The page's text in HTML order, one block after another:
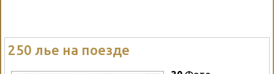
250 лье на поезде